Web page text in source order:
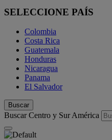
SELECCIONE PAÍS
Colombia
Costa Rica
Guatemala
Honduras
Nicaragua
Panama
El Salvador
Buscar
Buscar Centro y Sur América